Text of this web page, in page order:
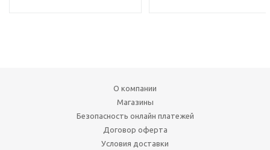
О компании
Магазины
Безопасность онлайн платежей
Договор оферта
Условия доставки